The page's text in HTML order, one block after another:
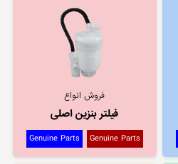
فروش انواع
فیلتر بنزین اصلی
Genuine Parts
Genuine Parts